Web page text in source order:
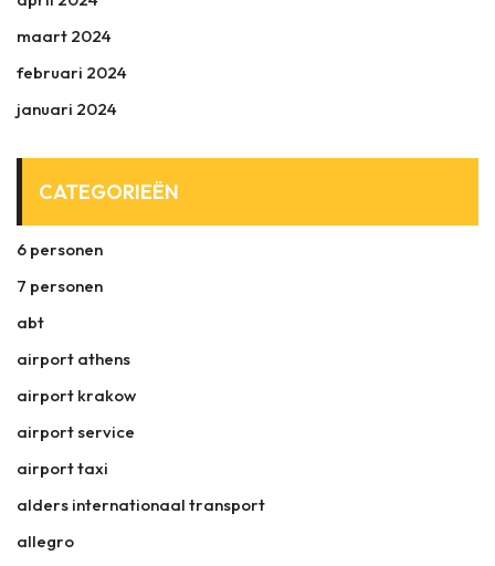
maart 2024
februari 2024
januari 2024
CATEGORIEËN
6 personen
7 personen
abt
airport athens
airport krakow
airport service
airport taxi
alders internationaal transport
allegro